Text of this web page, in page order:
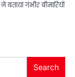
गंभीर बीमारियों
Search